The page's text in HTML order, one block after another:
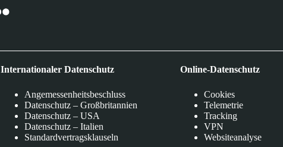
Internationaler Datenschutz
Angemessenheitsbeschluss
Datenschutz – Großbritannien
Datenschutz – USA
Datenschutz – Italien
Standardvertragsklauseln
Online-Datenschutz
Cookies
Telemetrie
Tracking
VPN
Websiteanalyse